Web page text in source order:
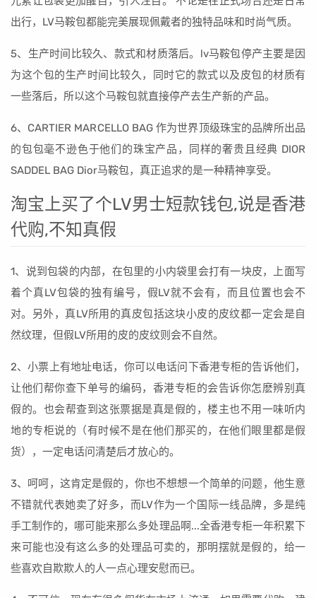
出行，LV马鞍包都能完美展现佩戴者的独特品味和时尚气质。
5、生产时间比较久、款式和材质落后。lv马鞍包停产主要是因
为这个包的生产时间比较久，同时它的款式以及皮包的材质有
一些落后，所以这个马鞍包就直接停产去生产新的产品。
6、CARTIER MARCELLO BAG 作为世界顶级珠宝的品牌所出品
的包包毫不逊色于他们的珠宝产品，同样的奢贵且经典 DIOR
SADDEL BAG Dior马鞍包，真正追求的是一种精神享受。
淘宝上买了个LV男士短款钱包,说是香港
代购,不知真假
1、说到包袋的内部，在包里的小内袋里会打有一块皮，上面写
着个真LV包袋的独有编号，假LV就不会有，而且位置也会不
对。另外，真LV所用的真皮包括这块小皮的皮纹都一定会是自
然纹理，但假LV所用的皮的皮纹则会不自然。
2、小票上有地址电话，你可以电话问下香港专柜的告诉他们，
让他们帮你查下单号的编码，香港专柜的会告诉你怎麽辨别真
假的。也会帮查到这张票据是真是假的，楼主也不用一味听内
地的专柜说的（有时候不是在他们那买的，在他们眼里都是假
货），一定电话问清楚后才放心的。
3、呵呵，这肯定是假的，你也不想想一个简单的问题，他生意
不错就代表她卖了好多，而LV作为一个国际一线品牌，多是纯
手工制作的，哪可能来那么多处理品啊...全香港专柜一年积累下
来可能也没有这么多的处理品可卖的，那明摆就是假的，给一
些喜欢自欺欺人的人一点心理安慰而已。